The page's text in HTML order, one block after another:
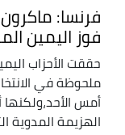
فرنسا:
فوز اليمين
حققت الأحزاب
ملحوظة في
أمس
الهزيمة المدوية